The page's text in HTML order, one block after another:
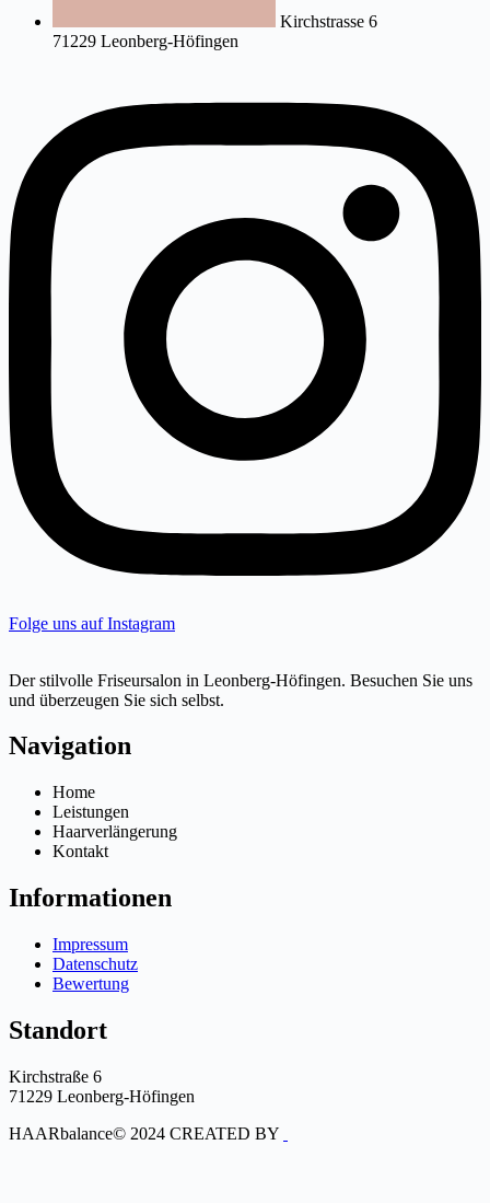
Kirchstrasse 6
71229 Leonberg-Höfingen
Folge uns auf Instagram
Der stilvolle Friseursalon in Leonberg-Höfingen. Besuchen Sie uns
und überzeugen Sie sich selbst.
Navigation
Home
Leistungen
Haarverlängerung
Kontakt
Informationen
Impressum
Datenschutz
Bewertung
Standort
Kirchstraße 6
71229 Leonberg-Höfingen
HAARbalance© 2024 CREATED BY